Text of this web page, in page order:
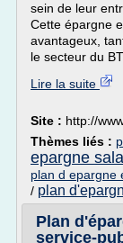
sein de leur
Cette épargne
avantageux,
le secteur du
Lire la suite
Site : http://
Thèmes liés :
epargne
plan d epargne
/ plan
Plan
service-